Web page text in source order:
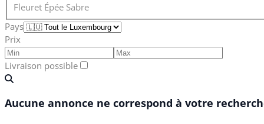
Fleuret Épée Sabre
Pays
Prix
Livraison possible
Aucune annonce ne correspond à votre